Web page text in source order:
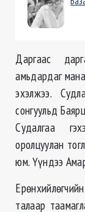
Даргаас
амьдардаг
эхэлжээ.
сонгуульд
Судалгаа
оролцуулан
юм. Үүндээ
талаар